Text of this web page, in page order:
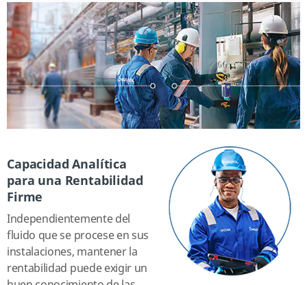
Capacidad Analítica
para una Rentabilidad
Firme
Independientemente del
fluido que se procese en sus
instalaciones, mantener la
rentabilidad puede exigir un